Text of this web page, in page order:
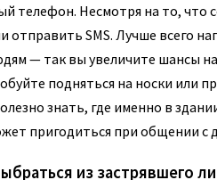
телефон. Несмотря на то, что
отправить SMS. Лучше всего
— так вы увеличите шансы
подняться на носки или
знать, где именно в
пригодиться при общении с
из застрявшего